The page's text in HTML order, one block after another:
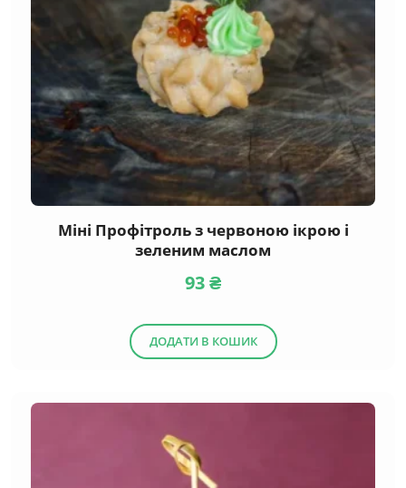
Міні Профітроль з червоною ікрою і
зеленим маслом
93₴
ДОДАТИ В КОШИК